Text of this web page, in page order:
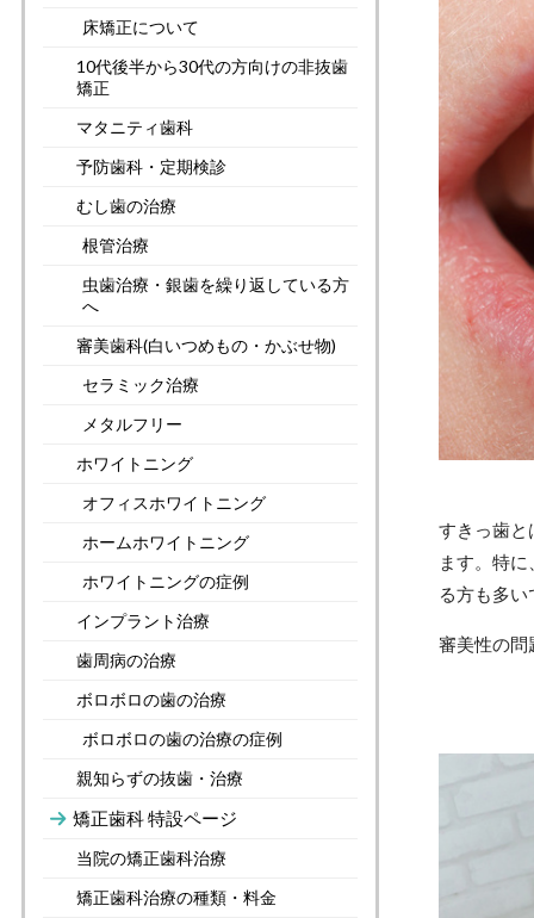
すきっ歯と
ます。特
る方も多
審美性の問
床矯正について
10代後半から30代の方向けの非抜歯
矯正
マタニティ歯科
予防歯科・定期検診
むし歯の治療
根管治療
虫歯治療・銀歯を繰り返している方
へ
審美歯科(白いつめもの・かぶせ物)
セラミック治療
メタルフリー
ホワイトニング
オフィスホワイトニング
ホームホワイトニング
ホワイトニングの症例
インプラント治療
歯周病の治療
ボロボロの歯の治療
ボロボロの歯の治療の症例
親知らずの抜歯・治療
矯正歯科 特設ページ
当院の矯正歯科治療
矯正歯科治療の種類・料金